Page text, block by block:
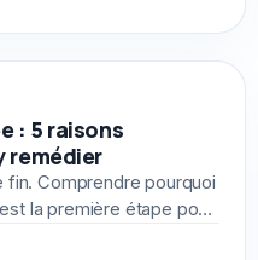
: 5 raisons
remédier
Comprendre pourquoi
la première étape pour